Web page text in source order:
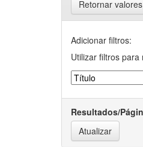
Retornar valores
Adicionar filtros:
Utilizar filtros
Resultados/